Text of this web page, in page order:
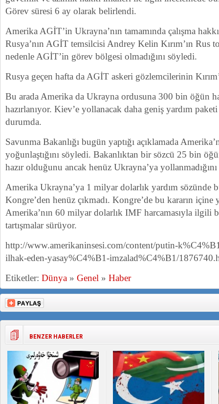
Görev süresi 6 ay olarak belirlendi.
Amerika AGİT’in Ukrayna’nın tamamında çalışma
Rusya’nın AGİT temsilcisi Andrey Kelin Kırım’ın Rus
nedenle AGİT’in görev bölgesi olmadığını söyledi.
Rusya geçen hafta da AGİT askeri gözlemcilerinin
Bu arada Amerika da Ukrayna ordusuna 300 bin öğün
hazırlanıyor. Kiev’e yollanacak daha geniş yardım
durumda.
Savunma Bakanlığı bugün yaptığı açıklamada
yoğunlaştığını söyledi. Bakanlıktan bir sözcü 25 bin
hazır olduğunu ancak henüz Ukrayna’ya
Amerika Ukrayna’ya 1 milyar dolarlık yardım sözünde
Kongre’den henüz çıkmadı. Kongre’de bu kararın
Amerika’nın 60 milyar dolarlık IMF harcamasıyla ilgili
tartışmalar sürüyor.
http://www.amerikaninsesi.com/content/putin-
ilhak-eden-yasay%C4%B1-imzalad%C4%B1/
Etiketler: Dünya » Genel » Haber
BENZER HABERLER